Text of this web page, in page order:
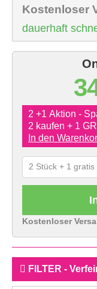
Kostenloser
dauerhaft
2 +1 Aktion -
2 kaufen + 1
In den
Kostenloser
FILTER -